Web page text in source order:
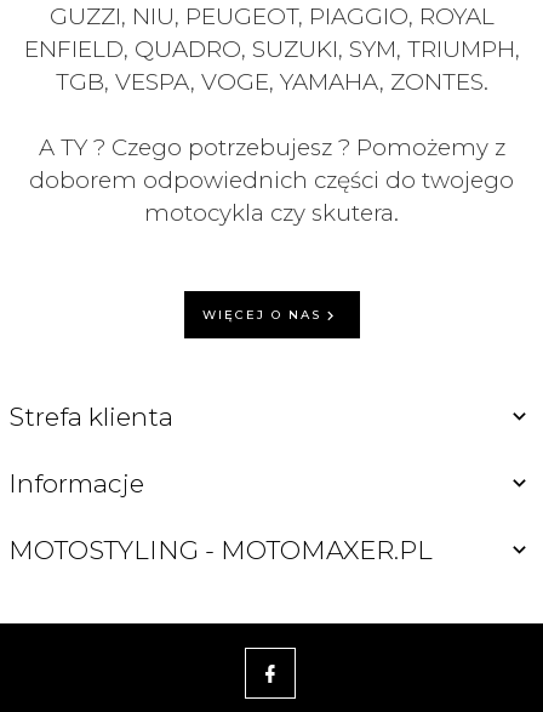
GUZZI, NIU, PEUGEOT, PIAGGIO, ROYAL
ENFIELD, QUADRO, SUZUKI, SYM, TRIUMPH,
TGB, VESPA, VOGE, YAMAHA, ZONTES.
A TY ? Czego potrzebujesz ? Pomożemy z
doborem odpowiednich części do twojego
motocykla czy skutera.
WIĘCEJ O NAS
Strefa klienta
Informacje
MOTOSTYLING - MOTOMAXER.PL